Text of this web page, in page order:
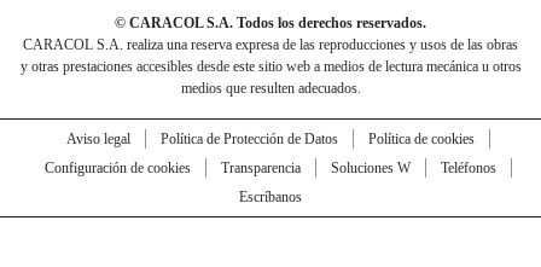
© CARACOL S.A. Todos los derechos reservados.
CARACOL S.A. realiza una reserva expresa de las reproducciones y usos de las obras
y otras prestaciones accesibles desde este sitio web a medios de lectura mecánica u otros
medios que resulten adecuados.
Aviso legal Política de Protección de Datos
Política de cookies
Configuración de cookies
Transparencia Soluciones W
Teléfonos
Escríbanos